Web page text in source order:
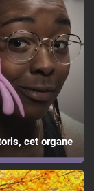
cet organe